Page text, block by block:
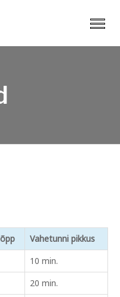
Vahetunni pikkus
10 min.
20 min.